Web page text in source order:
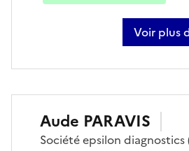
Voir plus
sur
Aude PARAVIS
Sociétéepsilon diagnostics